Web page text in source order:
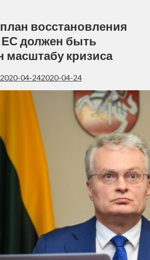
восстановления
должен быть
масштабу кризиса
04-242020-04-24